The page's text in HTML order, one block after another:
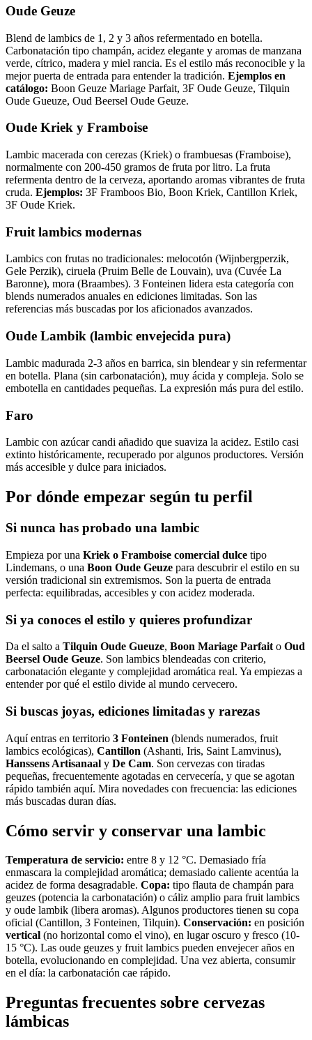
Oude Geuze
Blend de lambics de 1, 2 y 3 años refermentado en botella.
Carbonatación tipo champán, acidez elegante y aromas de manzana
verde, cítrico, madera y miel rancia. Es el estilo más reconocible y la
mejor puerta de entrada para entender la tradición. Ejemplos en
catálogo: Boon Geuze Mariage Parfait, 3F Oude Geuze, Tilquin
Oude Gueuze, Oud Beersel Oude Geuze.
Oude Kriek y Framboise
Lambic macerada con cerezas (Kriek) o frambuesas (Framboise),
normalmente con 200-450 gramos de fruta por litro. La fruta
refermenta dentro de la cerveza, aportando aromas vibrantes de fruta
cruda. Ejemplos: 3F Framboos Bio, Boon Kriek, Cantillon Kriek,
3F Oude Kriek.
Fruit lambics modernas
Lambics con frutas no tradicionales: melocotón (Wijnbergperzik,
Gele Perzik), ciruela (Pruim Belle de Louvain), uva (Cuvée La
Baronne), mora (Braambes). 3 Fonteinen lidera esta categoría con
blends numerados anuales en ediciones limitadas. Son las
referencias más buscadas por los aficionados avanzados.
Oude Lambik (lambic envejecida pura)
Lambic madurada 2-3 años en barrica, sin blendear y sin refermentar
en botella. Plana (sin carbonatación), muy ácida y compleja. Solo se
embotella en cantidades pequeñas. La expresión más pura del estilo.
Faro
Lambic con azúcar candi añadido que suaviza la acidez. Estilo casi
extinto históricamente, recuperado por algunos productores. Versión
más accesible y dulce para iniciados.
Por dónde empezar según tu perfil
Si nunca has probado una lambic
Empieza por una Kriek o Framboise comercial dulce tipo
Lindemans, o una Boon Oude Geuze para descubrir el estilo en su
versión tradicional sin extremismos. Son la puerta de entrada
perfecta: equilibradas, accesibles y con acidez moderada.
Si ya conoces el estilo y quieres profundizar
Da el salto a Tilquin Oude Gueuze, Boon Mariage Parfait o Oud
Beersel Oude Geuze. Son lambics blendeadas con criterio,
carbonatación elegante y complejidad aromática real. Ya empiezas a
entender por qué el estilo divide al mundo cervecero.
Si buscas joyas, ediciones limitadas y rarezas
Aquí entras en territorio 3 Fonteinen (blends numerados, fruit
lambics ecológicas), Cantillon (Ashanti, Iris, Saint Lamvinus),
Hanssens Artisanaal y De Cam. Son cervezas con tiradas
pequeñas, frecuentemente agotadas en cervecería, y que se agotan
rápido también aquí. Mira novedades con frecuencia: las ediciones
más buscadas duran días.
Cómo servir y conservar una lambic
Temperatura de servicio: entre 8 y 12 °C. Demasiado fría
enmascara la complejidad aromática; demasiado caliente acentúa la
acidez de forma desagradable. Copa: tipo flauta de champán para
geuzes (potencia la carbonatación) o cáliz amplio para fruit lambics
y oude lambik (libera aromas). Algunos productores tienen su copa
oficial (Cantillon, 3 Fonteinen, Tilquin). Conservación: en posición
vertical (no horizontal como el vino), en lugar oscuro y fresco (10-
15 °C). Las oude geuzes y fruit lambics pueden envejecer años en
botella, evolucionando en complejidad. Una vez abierta, consumir
en el día: la carbonatación cae rápido.
Preguntas frecuentes sobre cervezas
lámbicas